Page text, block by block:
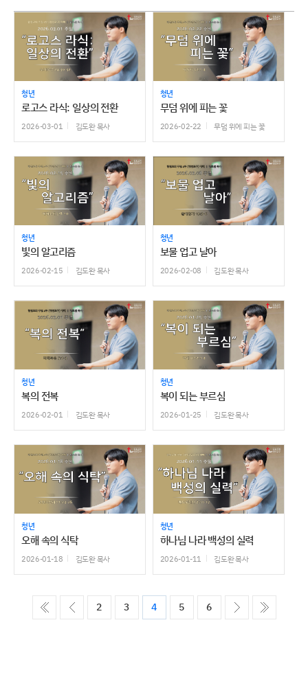
청년
로고스 라식: 일상의 전환
2026-03-01 김도완 목사
청년
무덤 위에 피는 꽃
2026-02-22 무덤 위에 피는 꽃
청년
빛의 알고리즘
2026-02-15 김도완 목사
청년
보물 업고 날아
2026-02-08 김도완 목사
청년
복의 전복
2026-02-01 김도완 목사
청년
복이 되는 부르심
2026-01-25 김도완 목사
청년
오해 속의 식탁
2026-01-18 김도완 목사
청년
하나님 나라 백성의 실력
2026-01-11 김도완 목사
ó�� ����
2 3 4 5 6 ����